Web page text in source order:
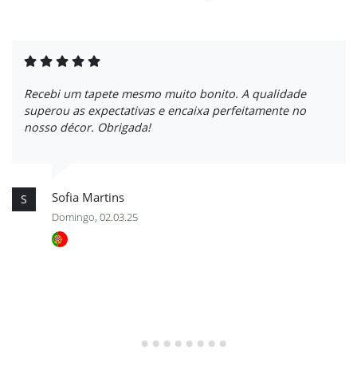
Recebi um tapete mesmo muito bonito. A qualidade
superou as expectativas e encaixa perfeitamente no
nosso décor. Obrigada!
S Sofia Martins
Domingo, 02.03.25